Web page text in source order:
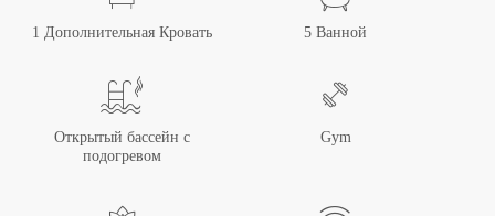
1 Дополнительная Кровать 5 Ванной
Открытый бассейн с
подогревом
Gym